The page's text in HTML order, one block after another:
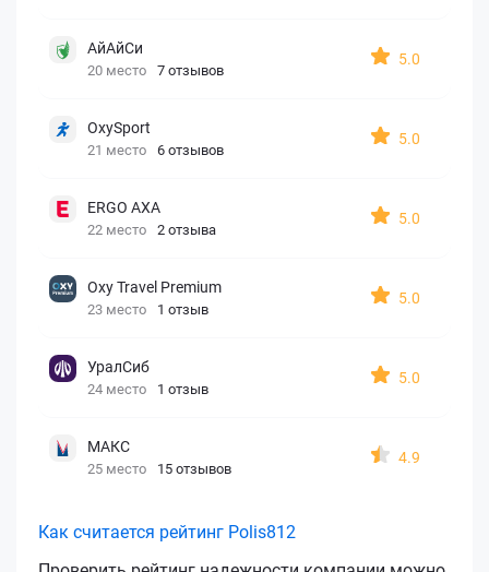
АйАйСи
20 место 7 отзывов
5.0
OxySport
21 место 6 отзывов
5.0
ERGO AXA
22 место 2 отзыва
5.0
Oxy Travel Premium
23 место 1 отзыв
5.0
УралСиб
24 место 1 отзыв
5.0
МАКС
25 место 15 отзывов
4.9
Как считается рейтинг Polis812